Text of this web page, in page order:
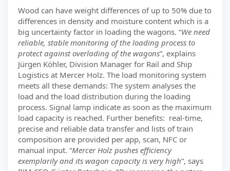
Wood can have weight differences of up to 50% due to
differences in density and moisture content which is a
big uncertainty factor in loading the wagons. “We need
reliable, stable monitoring of the loading process to
protect against overlading of the wagons”, explains
Jürgen Köhler, Division Manager for Rail and Ship
Logistics at Mercer Holz. The load monitoring system
meets all these demands: The system analyses the
load and the load distribution during the loading
process. Signal lamp indicate as soon as the maximum
load capacity is reached. Further benefits: real-time,
precise and reliable data transfer and lists of train
composition are provided per app, scan, NFC or
manual input. “Mercer Holz pushes efficiency
exemplarily and its wagon capacity is very high”, says